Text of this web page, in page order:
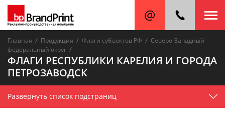
Главная / Продукция / Флаги субъектов РФ / Северо-Западный
федеральный округ /
ФЛАГИ РЕСПУБЛИКИ КАРЕЛИЯ И ГОРОДА
ПЕТРОЗАВОДСК
Развернуть список подстраниц